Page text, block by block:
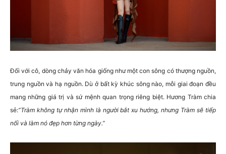
Đối với cô, dòng chảy văn hóa giống như một con sông có thượng nguồn,
trung nguồn và hạ nguồn. Dù ở bất kỳ khúc sông nào, mỗi giai đoạn đều
mang những giá trị và sứ mệnh quan trọng riêng biệt. Hương Tràm chia
sẻ:“Tràm không tự nhận mình là người bắt xu hướng, nhưng Tràm sẽ tiếp
nối và làm nó đẹp hơn từng ngày.”